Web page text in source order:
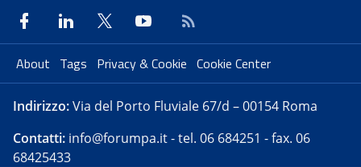
About Tags Privacy & Cookie Cookie Center
Indirizzo:Via del Porto Fluviale 67/d – 00154 Roma
Contatti: info@forumpa.it- tel. 06 684251 - fax. 06
68425433